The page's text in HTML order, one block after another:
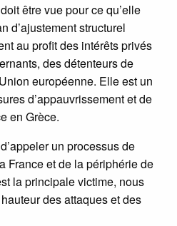
être vue pour ce qu’elle
d’ajustement structurel
au profit des intérêts privés
des détenteurs de
européenne. Elle est un
d’appauvrissement et de
en Grèce.
un processus de
France et de la périphérie de
la principale victime, nous
des attaques et des